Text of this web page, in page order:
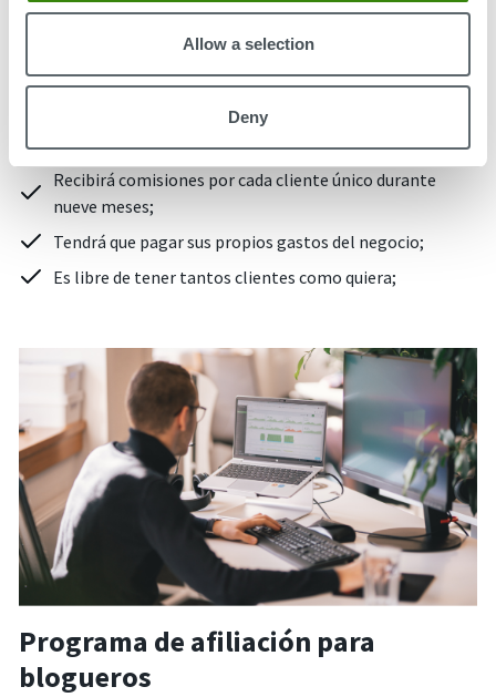
Allow a selection
Deny
Es libre de trabajar cuándo y desde dónde quiera;
No será controlado, supervisado ni instruido por
Se le pagará por el trabajo realizado;
Recibirá comisiones por cada cliente único durante
nueve meses;
Tendrá que pagar sus propios gastos del negocio;
Es libre de tener tantos clientes como quiera;
Programa de afiliación para
blogueros